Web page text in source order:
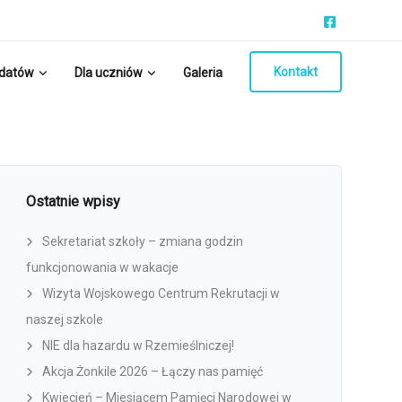
Dla uczniów Galeria Kontakt
Ostatnie wpisy
Sekretariat szkoły – zmiana godzin
funkcjonowania w wakacje
Wizyta Wojskowego Centrum Rekrutacji w
naszej szkole
NIE dla hazardu w Rzemieślniczej!
Akcja Żonkile 2026 – Łączy nas pamięć
Kwiecień – Miesiącem Pamięci Narodowej w